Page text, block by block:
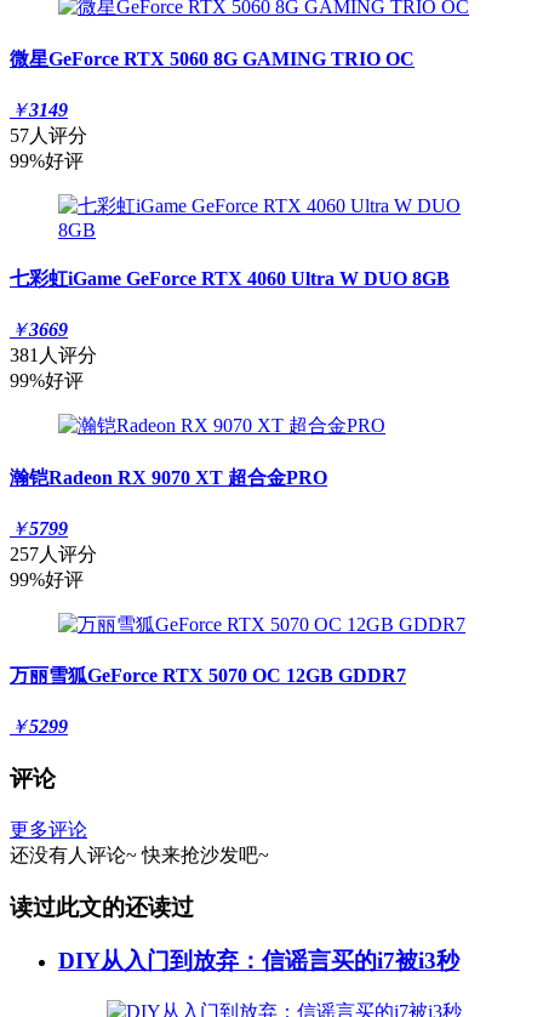
微星GeForce RTX 5060 8G GAMING TRIO OC
￥3149
57人评分
99%好评
七彩虹iGame GeForce RTX 4060 Ultra W DUO 8GB
￥3669
381人评分
99%好评
瀚铠Radeon RX 9070 XT 超合金PRO
￥5799
257人评分
99%好评
万丽雪狐GeForce RTX 5070 OC 12GB GDDR7
￥5299
评论
更多评论
还没有人评论~ 快来抢沙发吧~
读过此文的还读过
DIY从入门到放弃：信谣言买的i7被i3秒